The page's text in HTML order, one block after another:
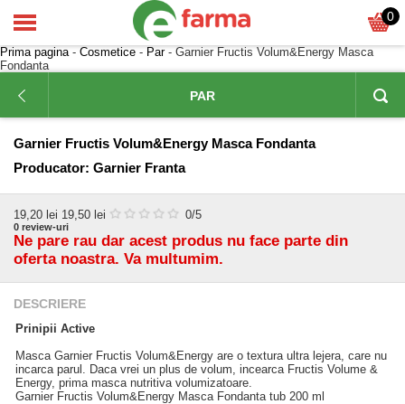
0
Prima pagina- Cosmetice - Par- Garnier Fructis Volum&Energy Masca
Fondanta
PAR
Garnier Fructis Volum&Energy Masca Fondanta
Producator: Garnier Franta
19,20 lei 19,50 lei 0/5
0 review-uri
Ne pare rau dar acest produs nu face parte din
oferta noastra. Va multumim.
DESCRIERE
Prinipii Active
Masca Garnier Fructis Volum&Energy are o textura ultra lejera, care nu
incarca parul. Daca vrei un plus de volum, incearca Fructis Volume &
Energy, prima masca nutritiva volumizatoare.
Garnier Fructis Volum&Energy Masca Fondanta tub 200 ml